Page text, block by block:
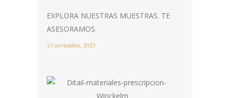
EXPLORA NUESTRAS MUESTRAS. TE
ASESORAMOS.
13 noviembre, 2025